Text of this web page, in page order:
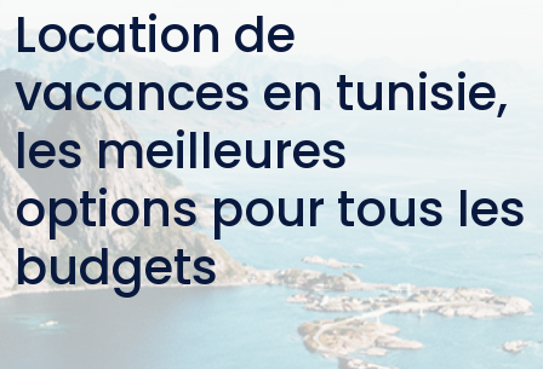
Location de
vacances en tunisie,
les meilleures
options pour tous les
budgets